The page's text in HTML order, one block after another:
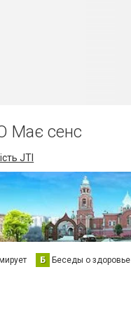
Має сенс
JTI
Б Беседы о здоровье